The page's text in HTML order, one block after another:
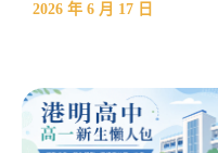
2026 年 6 月 17 日